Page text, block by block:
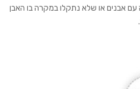
אבנים או שלא נתקלו במקרה בו האבן